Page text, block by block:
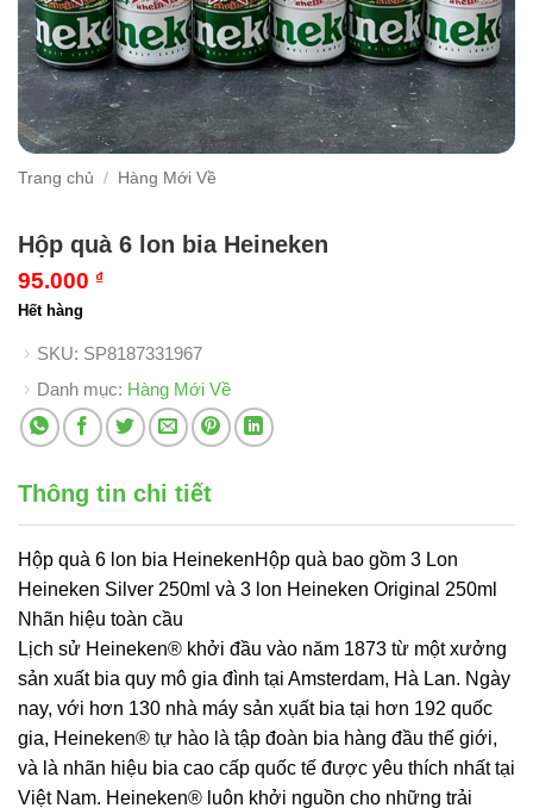
Trang chủ / Hàng Mới Về
Hộp quà 6 lon bia Heineken
95.000 ₫
Hết hàng
SKU: SP8187331967
Danh mục: Hàng Mới Về
Thông tin chi tiết
Hộp quà 6 lon bia HeinekenHộp quà bao gồm 3 Lon
Heineken Silver 250ml và 3 lon Heineken Original 250ml
Nhãn hiệu toàn cầu
Lịch sử Heineken® khởi đầu vào năm 1873 từ một xưởng
sản xuất bia quy mô gia đình tại Amsterdam, Hà Lan. Ngày
nay, với hơn 130 nhà máy sản xụất bia tại hơn 192 quốc
gia, Heineken® tự hào là tập đoàn bia hàng đầu thế giới,
và là nhãn hiệu bia cao cấp quốc tế được yêu thích nhất tại
Việt Nam. Heineken® luôn khởi nguồn cho những trải